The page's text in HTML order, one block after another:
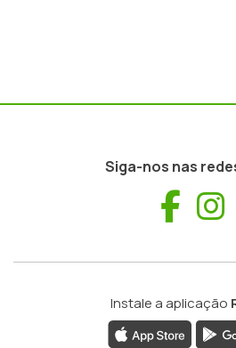
Siga-nos nas
Instale a aplicação